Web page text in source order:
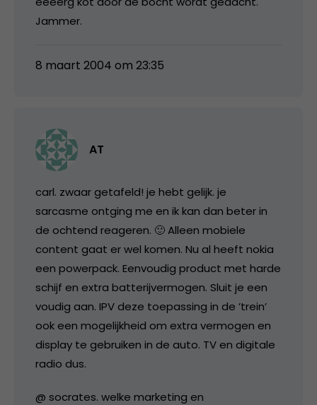
Jammer.
8 maart 2004 om 23:35
AT
carl. zwaar getafeld! je hebt gelijk. je
sarcasme ontging me en ik kan dan beter in
de ochtend reageren. 🙂 Alleen mobiele
content gaat er wel komen. Nu al heeft nokia
een powerpack. Eenvoudig product met harde
schijf en extra batterijvermogen. Sluit je een
voudig aan. IPV deze toepassing in de ’trein’
ook een mogelijkheid om extra vermogen en
display te gebruiken in de auto. TV en digitale
radio dus.
@ socrates. welke marketing en